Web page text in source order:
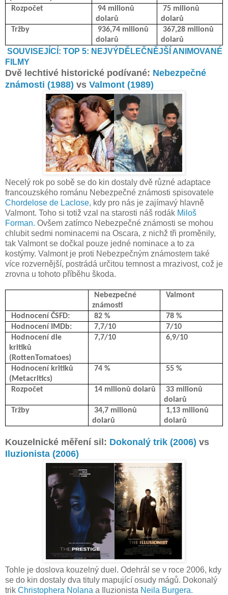
Rozpočet
94 milionů
dolarů
75 milionů
dolarů
Tržby
936,74 milionů
dolarů
367,28 milionů
dolarů
SOUVISEJÍCÍ: TOP 5: NEJVÝDĚLEČNĚJŠÍ ANIMOVANÉ
FILMY
Dvě lechtivé historické podívané: Nebezpečné
známosti (1988) vs Valmont (1989)
Necelý rok po sobě se do kin dostaly dvě různé adaptace
francouzského románu Nebezpečné známosti spisovatele
Chordelose de Laclose, kdy pro nás je zajímavý hlavně
Valmont. Toho si totiž vzal na starosti náš rodák Miloš
Forman. Ovšem zatímco Nebezpečné známosti se mohou
chlubit sedmi nominacemi na Oscara, z nichž tři proměnily,
tak Valmont se dočkal pouze jedné nominace a to za
kostýmy. Valmont je proti Nebezpečným známostem také
více rozvernější, postrádá určitou temnost a mrazivost, což je
zrovna u tohoto příběhu škoda.
Nebezpečné
známosti
Valmont
Hodnocení ČSFD: 82 %
78 %
Hodnocení IMDb:
7,7/10
7/10
Hodnocení dle
kritiků
(RottenTomatoes)
7,7/10 6,9/10
Hodnocení kritiků
(Metacritics)
74 % 55 %
Rozpočet 14 milionů dolarů
33 milionů
dolarů
Tržby
34,7 milionů
dolarů
1,13 milionů
dolarů
Kouzelnické měření sil: Dokonalý trik (2006) vs
Iluzionista (2006)
Tohle je doslova kouzelný duel. Odehrál se v roce 2006, kdy
se do kin dostaly dva tituly mapující osudy mágů. Dokonalý
trik Christophera Nolana a Iluzionista Neila Burgera.